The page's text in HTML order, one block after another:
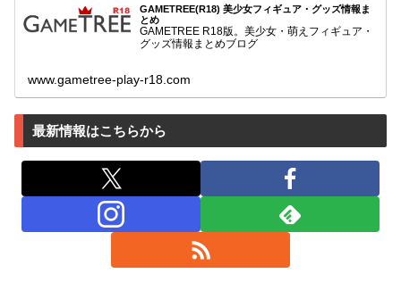
GAMETREE(R18) 美少女フィギュア・グッズ情報ま
とめ
GAMETREE R18版。美少女・萌えフィギュア・
グッズ情報まとめブログ
www.gametree-play-r18.com
最新情報はこちらから